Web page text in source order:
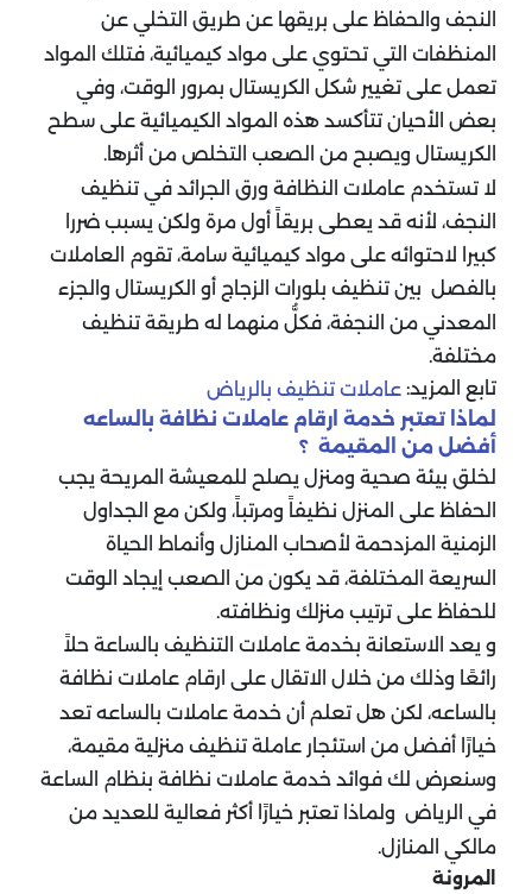
النجف والحفاظ على بريقها عن طريق التخلي عن
المنظفات التي تحتوي على مواد كيميائية، فتلك المواد
تعمل على تغيير شكل الكريستال بمرور الوقت، وفي
بعض الأحيان تتأكسد هذه المواد الكيميائية على سطح
الكريستال ويصبح من الصعب التخلص من أثرها.
لا تستخدم عاملات النظافة ورق الجرائد في تنظيف
النجف، لأنه قد يعطى بريقاً أول مرة ولكن يسبب ضررا
كبيرا لاحتوائه على مواد كيميائية سامة، تقوم العاملات
بالفصل بين تنظيف بلورات الزجاج أو الكريستال والجزء
المعدني من النجفة، فكلُّ منهما له طريقة تنظيف
مختلفة.
تابع المزيد: عاملات تنظيف بالرياض
لماذا تعتبر خدمة ارقام عاملات نظافة بالساعه
أفضل من المقيمة ؟
لخلق بيئة صحية ومنزل يصلح للمعيشة المريحة يجب
الحفاظ على المنزل نظيفاً ومرتباً، ولكن مع الجداول
الزمنية المزدحمة لأصحاب المنازل وأنماط الحياة
السريعة المختلفة، قد يكون من الصعب إيجاد الوقت
للحفاظ على ترتيب منزلك ونظافته.
و يعد الاستعانة بخدمة عاملات التنظيف بالساعة حلاً
رائعًا وذلك من خلال الاتقال على ارقام عاملات نظافة
بالساعه، لكن هل تعلم أن خدمة عاملات بالساعه تعد
خيارًا أفضل من استئجار عاملة تنظيف منزلية مقيمة،
وسنعرض لك فوائد خدمة عاملات نظافة بنظام الساعة
في الرياض ولماذا تعتبر خيارًا أكثر فعالية للعديد من
مالكي المنازل.
المرونة